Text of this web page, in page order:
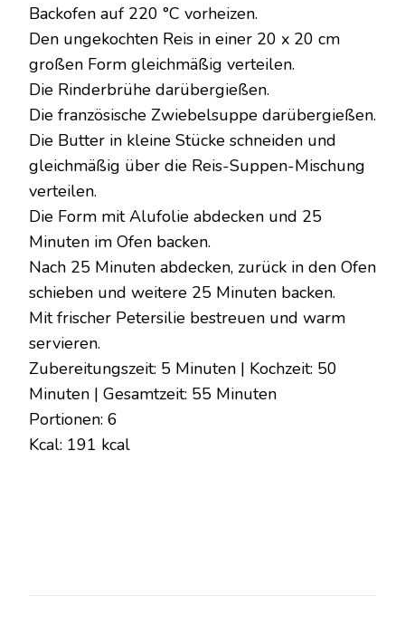
Backofen auf 220 °C vorheizen.
Den ungekochten Reis in einer 20 x 20 cm
großen Form gleichmäßig verteilen.
Die Rinderbrühe darübergießen.
Die französische Zwiebelsuppe darübergießen.
Die Butter in kleine Stücke schneiden und
gleichmäßig über die Reis-Suppen-Mischung
verteilen.
Die Form mit Alufolie abdecken und 25
Minuten im Ofen backen.
Nach 25 Minuten abdecken, zurück in den Ofen
schieben und weitere 25 Minuten backen.
Mit frischer Petersilie bestreuen und warm
servieren.
Zubereitungszeit: 5 Minuten | Kochzeit: 50
Minuten | Gesamtzeit: 55 Minuten
Portionen: 6
Kcal: 191 kcal